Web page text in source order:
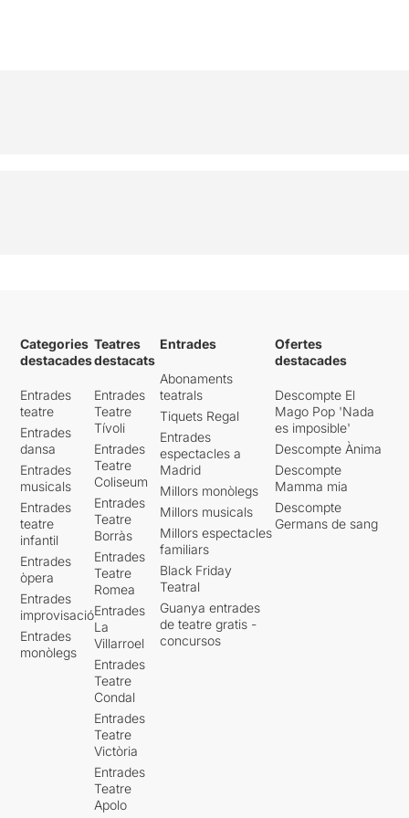
Categories
destacades
Entrades
teatre
Entrades
dansa
Entrades
musicals
Entrades
teatre
infantil
Entrades
òpera
Entrades
improvisació
Entrades
monòlegs
Teatres
destacats
Entrades
Teatre
Tívoli
Entrades
Teatre
Coliseum
Entrades
Teatre
Borràs
Entrades
Teatre
Romea
Entrades
La
Villarroel
Entrades
Teatre
Condal
Entrades
Teatre
Victòria
Entrades
Teatre
Apolo
Entrades
Abonaments
teatrals
Tiquets Regal
Entrades
espectacles a
Madrid
Millors monòlegs
Millors musicals
Millors espectacles
familiars
Black Friday
Teatral
Guanya entrades
de teatre gratis -
concursos
Ofertes
destacades
Descompte El
Mago Pop 'Nada
es imposible'
Descompte Ànima
Descompte
Mamma mia
Descompte
Germans de sang